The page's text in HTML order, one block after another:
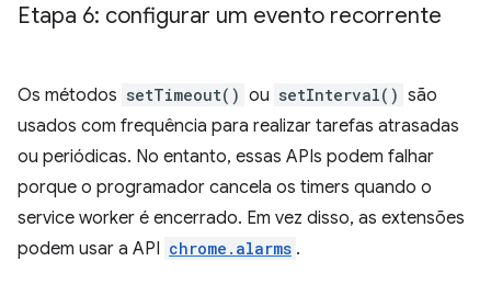
Etapa 6: configurar um evento recorrente
Os métodos setTimeout() ou setInterval() são
usados com frequência para realizar tarefas atrasadas
ou periódicas. No entanto, essas APIs podem falhar
porque o programador cancela os timers quando o
service worker é encerrado. Em vez disso, as extensões
podem usar a API chrome.alarms .